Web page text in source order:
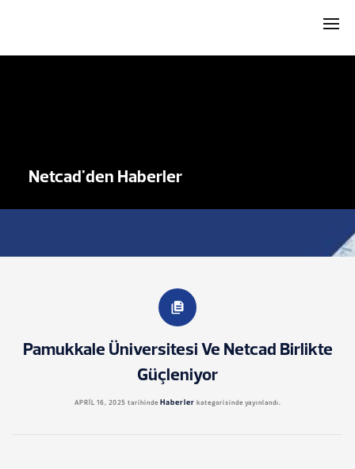
Netcad'den Haberler
Pamukkale Üniversitesi Ve Netcad Birlikte
Güçleniyor
APRIL 16, 2025 tarihinde Haberler kategorisinde yayınlandı.